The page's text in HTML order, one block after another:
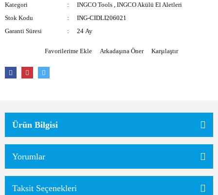
Kategori INGCO Tools ,INGCO Akülü El Aletleri
Stok Kodu
ING-CIDLI206021
Garanti Süresi
24 Ay
Arkadaşına Öner Karşılaştır
Ürün Bilgisi
Yorumlar
Taksit Seçenekleri